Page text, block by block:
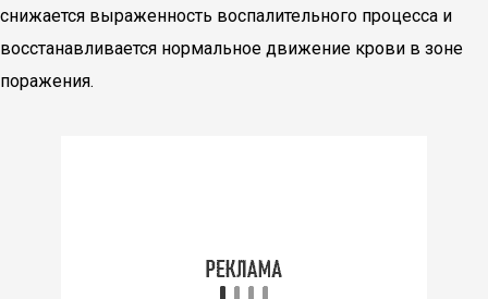
снижается выраженность воспалительного процесса и
восстанавливается нормальное движение крови в зоне
поражения.